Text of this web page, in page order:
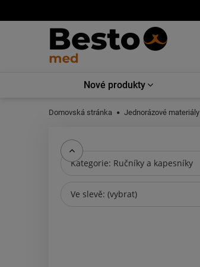
Nové produkty
Domovská stránka Jednorázové materiály
Kategorie: Ručníky a kapesníky
Ve slevě: (vybrat)